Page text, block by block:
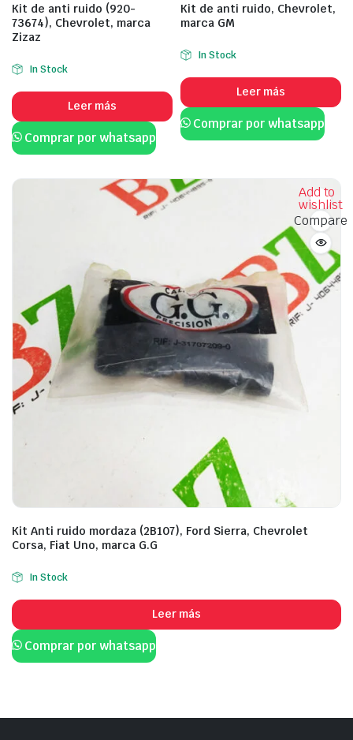
Kit de anti ruido (920-
73674), Chevrolet, marca
Zizaz
In Stock
Leer más
Comprar por whatsapp
Kit de anti ruido, Chevrolet,
marca GM
In Stock
Leer más
Comprar por whatsapp
Add to
wishlist
Compare
Kit Anti ruido mordaza (2B107), Ford Sierra, Chevrolet
Corsa, Fiat Uno, marca G.G
In Stock
Leer más
Comprar por whatsapp